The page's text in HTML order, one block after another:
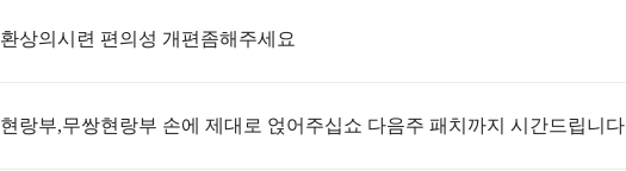
환상의시련 편의성 개편좀해주세요
현랑부,무쌍현랑부 손에 제대로 얹어주십쇼 다음주 패치까지 시간드립니다